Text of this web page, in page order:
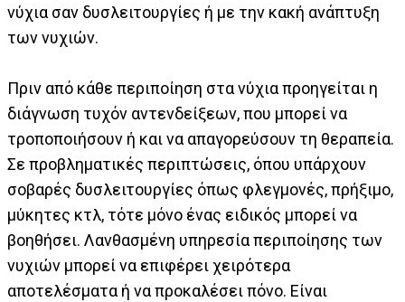
νύχια σαν δυσλειτουργίες ή με την κακή ανάπτυξη
των νυχιών.
Πριν από κάθε περιποίηση στα νύχια προηγείται η
διάγνωση τυχόν αντενδείξεων, που μπορεί να
τροποποιήσουν ή και να απαγορεύσουν τη θεραπεία.
Σε προβληματικές περιπτώσεις, όπου υπάρχουν
σοβαρές δυσλειτουργίες όπως φλεγμονές, πρήξιμο,
μύκητες κτλ, τότε μόνο ένας ειδικός μπορεί να
βοηθήσει. Λανθασμένη υπηρεσία περιποίησης των
νυχιών μπορεί να επιφέρει χειρότερα
αποτελέσματα ή να προκαλέσει πόνο. Είναι